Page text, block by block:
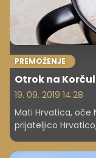
PREMOŽENJE
Otrok na
19. 09. 2019 14.28
Mati Hrvatica, oče
prijateljico
mizo. Mati s
otrokoma v